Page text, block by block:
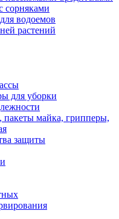
сорняками
водоемов
растений
для уборки
майка, грипперы,
защиты